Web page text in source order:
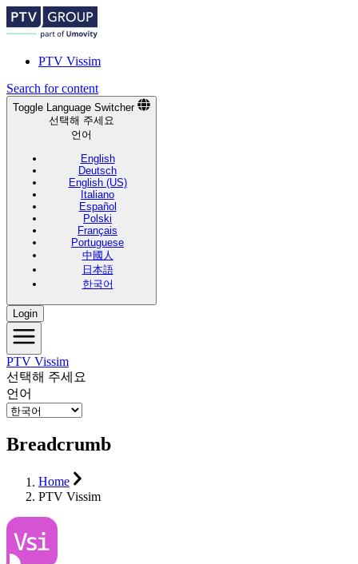
PTV Vissim
Search for content
Toggle Language Switcher
선택해 주세요
언어
English
Deutsch
English (US)
Italiano
Español
Polski
Français
Portuguese
中國人
日本語
한국어
Login
PTV Vissim
선택해 주세요
언어
Breadcrumb
Home
PTV Vissim